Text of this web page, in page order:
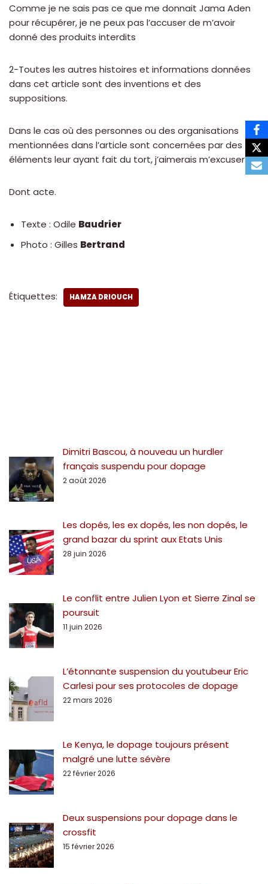
Comme je ne sais pas ce que me donnait Jama Aden
pour récupérer, je ne peux pas l’accuser de m’avoir
donné des produits interdits
2-Toutes les autres histoires et informations données
dans cet article sont des inventions et des
suppositions.
Dans le cas où des personnes ou des organisations
mentionnées dans l’article sont concernées par des
éléments leur ayant fait du tort, j’aimerais m’excuser. »
Dont acte.
Texte : Odile Baudrier
Photo : Gilles Bertrand
Étiquettes: HAMZA DRIOUCH
Dimitri Bascou, à nouveau un hurdler
français suspendu pour dopage
2 août 2026
Les dopés, les ex dopés, les non dopés, le
grand bazar du sprint aux Etats Unis
28 juin 2026
Le conflit entre Julien Lyon et Sierre Zinal se
poursuit
11 juin 2026
L’étonnante suspension du youtubeur Eric
Carlesi pour ses protocoles de dopage
22 mars 2026
Le Kenya, le dopage toujours présent
malgré une lutte sévère
22 février 2026
Deux suspensions pour dopage dans le
crossfit
15 février 2026